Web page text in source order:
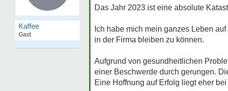
Kaffee
Gast
Das Jahr 2023 ist eine absolute
Ich habe mich mein ganzes Leben
in der Firma bleiben zu können.
Aufgrund von gesundheitlichen
einer Beschwerde durch gerungen.
Eine Hoffnung auf Erfolg liegt eher